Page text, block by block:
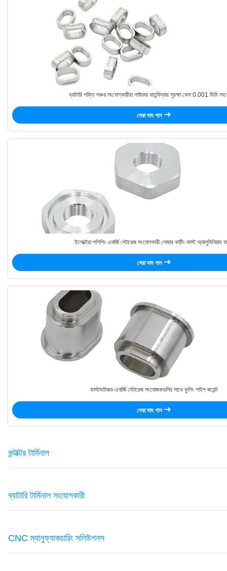
ব্যাটারি শক্তি সঞ্চয় সংযোগকারীরা পাউডার ধাতুবিদ্যার সুরক্ষা কেস 0.001 মিমি
সেরা দাম পান
ইলেক্ট্রো পলিশিং এনার্জি স্টোরেজ সংযোগকারী লেজার কাটিং কাস্ট অ্যালুমিনিয়াম
সেরা দাম পান
কাস্টমাইজড এনার্জি স্টোরেজ সংযোজকগুলির সাথে কুলিং পাইপ জয়েন্ট
সেরা দাম পান
কন্টাক্টর টার্মিনাল
ব্যাটারি টার্মিনাল সংযোগকারী
CNC ম্যানুফ্যাকচারিং সলিউশনস